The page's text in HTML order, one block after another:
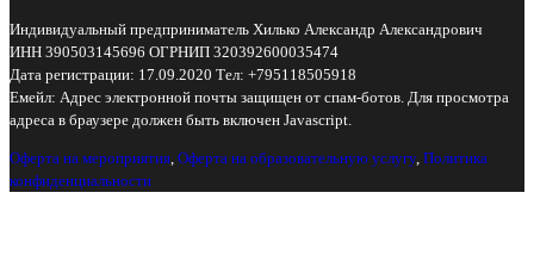
Индивидуальный предприниматель Хилько Александр Александрович
ИНН 390503145696 ОГРНИП 320392600035474
Дата регистрации: 17.09.2020 Тел: +795118505918
Емейл: Адрес электронной почты защищен от спам-ботов. Для просмотра
адреса в браузере должен быть включен Javascript.
Оферта на мероприятия, Оферта на образовательную услугу, Политика
конфиденциальности